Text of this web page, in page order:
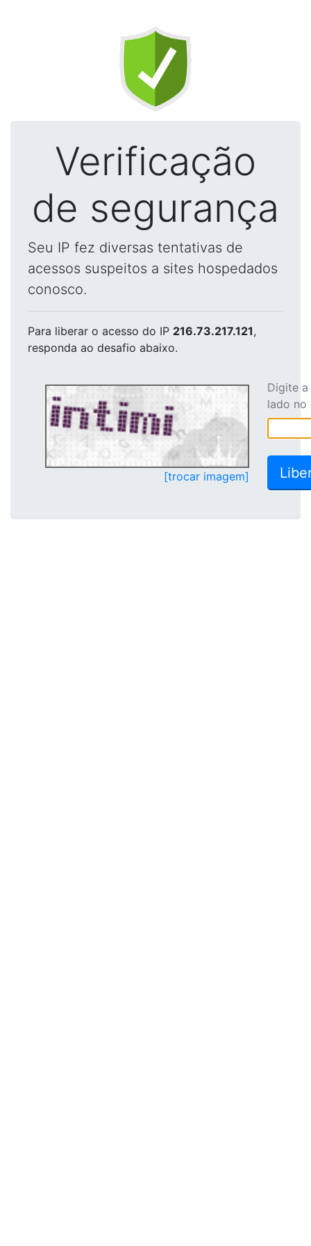
Verificação
de segurança
Seu IP fez diversas tentativas de
acessos suspeitos a sites hospedados
conosco.
Para liberar o acesso do IP 216.73.217.121,
responda ao desafio abaixo.
[trocar imagem]
Digite
lado no